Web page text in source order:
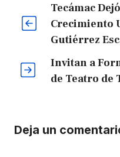
Tecámac
Crecimiento
Gutiérrez
Invitan a
de Teatro de
Deja un